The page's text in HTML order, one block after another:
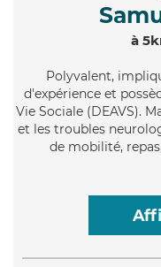
à
Polyvalent,
d'expérience et
Vie Sociale (DEAVS).
et les troubles
de mobilité,